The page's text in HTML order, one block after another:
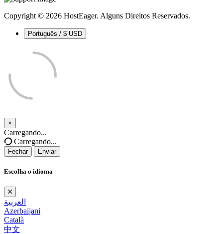
Copyright © 2026 HostEager. Alguns Direitos Reservados.
Português / $ USD
×
Fechar
Carregando...
Carregando...
Fechar Enviar
Escolha o idioma
العربية
Azerbaijani
Català
中文